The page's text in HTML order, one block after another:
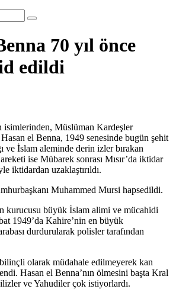
70 yıl önce
edildi
isimlerinden, Müslüman Kardeşler
el Benna, 1949 senesinde bugün şehit
ve İslam aleminde derin izler bırakan
ise Mübarek sonrası Mısır’da iktidar
iktidardan uzaklaştırıldı.
Muhammed Mursi hapsedildi.
kurucusu büyük İslam alimi ve mücahidi
1949’da Kahire’nin en büyük
durdurularak polisler tarafından
bilinçli olarak müdahale edilmeyerek kan
Hasan el Benna’nın ölmesini başta Kral
ve Yahudiler çok istiyorlardı.